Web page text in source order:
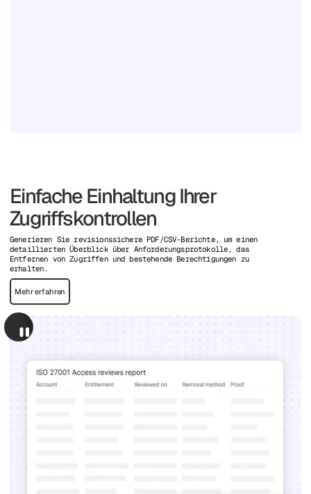
Einfache Einhaltung Ihrer
Zugriffskontrollen
Generieren Sie revisionssichere PDF/CSV-Berichte, um einen
detaillierten Überblick über Anforderungsprotokolle, das
Entfernen von Zugriffen und bestehende Berechtigungen zu
erhalten.
Mehr erfahren